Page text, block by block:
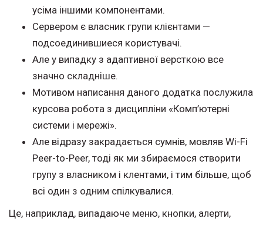
усіма іншими компонентами.
Сервером є власник групи клієнтами —
подсоединившиеся користувачі.
Але у випадку з адаптивної версткою все
значно складніше.
Мотивом написання даного додатка послужила
курсова робота з дисципліни «Комп’ютерні
системи і мережі».
Але відразу закрадається сумнів, мовляв Wi-Fi
Peer-to-Peer, тоді як ми збираємося створити
групу з власником і клентами, і тим більше, щоб
всі один з одним спілкувалися.
Це, наприклад, випадаюче меню, кнопки, алерти,